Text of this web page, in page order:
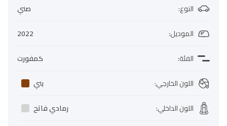
النوع:
صني
الموديل:
2022
الفئة:
كمفورت
اللون الخارجي:
بني
اللون الداخلي:
رمادي فاتح